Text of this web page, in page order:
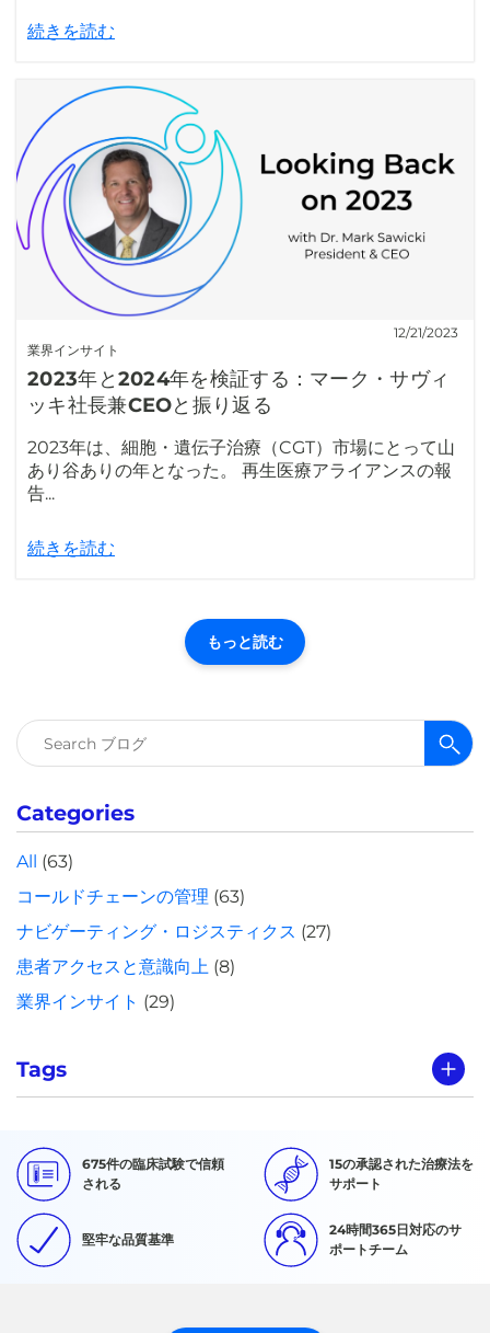
続きを読む
業界インサイト
12/21/2023
2023年と2024年を検証する：マーク・サヴィ
ッキ社長兼CEOと振り返る
2023年は、細胞・遺伝子治療（CGT）市場にとって山
あり谷ありの年となった。 再生医療アライアンスの報
告...
続きを読む
もっと読む
検
索:
Categories
All (63)
コールドチェーンの管理 (63)
ナビゲーティング・ロジスティクス (27)
患者アクセスと意識向上 (8)
業界インサイト (29)
Tags
675件の臨床試験で信頼
される
15の承認された治療法を
サポート
堅牢な品質基準
24時間365日対応のサ
ポートチーム